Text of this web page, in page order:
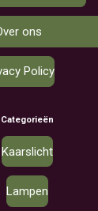
ons
Policy
Categorieën
Kaarslicht
Lampen